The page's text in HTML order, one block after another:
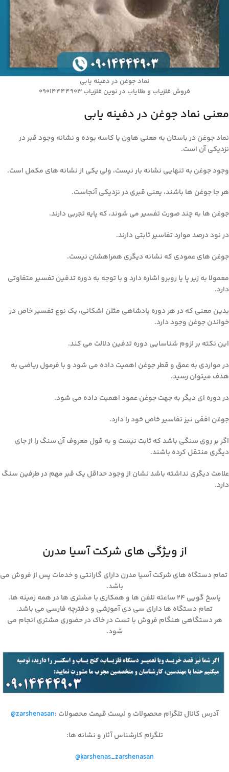
نماد جوغن در دفینه یابی
فروش فلزیاب و طلایاب در نوین فلزیاب 09014444903
معنی نماد جوغن در دفینه یابی
نماد جوغن در باستان به معنی هاون یا کاسه بوده و نشانه وجود قبر در
نزدیکی آن است.
وجود جوغن به تنهایی نشانه بار نیست، ولی یکی از نشانه های مکمل است.
هر جا جوغن ها باشند، یعنی قبری در نزدیکی آنجاست.
جوغن ها به چند صورت تفسیر می شوند، که پایه تجربی دارند.
در نود درصد موارد تفاسیر ثابتی دارند.
جوغن های عمودی که نشانه دیگری همراهشان نیست.
معمولا به زیر پا یا روبرو اشاره دارد و با توجه به دوره تدفین تفسیر متفاوتی
دارد.
بدین معنی که در هر دوره پادشاهی مثلن اشکانی، یک نوع تفسیر خاص در
خواندن جوغن وجود دارد.
این نکته بر لزوم شناسایی دوره تدفین دلالت می کند.
در مواردی به عمق و قطر جوغن اهمیت داده می شود و با فرمول ریاضی به
هدف میتوان رسید.
در دوره ای دیگر به جهت جوغن عمود اهمیت داده می شود.
جوغن افقی نیز تفاسیر خاص خود را دارد.
اگر بر روی سنگی باشد که ثابت نیست و به قول معروف آن سنگ را از جای
دیگری منتقل کرده باشند.
علامت دیگری نداشته باشد نشان از وجود حداقل یک قبر مهم در طرفین سنگ
دارد.
از ویژگی های شرکت آسیا مدرن
تمام دستگاه های شرکت آسیا مدرن دارای گارانتی و خدمات پس از فروش می
باشد.
پاسخ گویی ۲۴ ساعته تلفن ها و همکاری با مشتری ها در همه زمینه ها.
تمام دستگاه ها دارای سی دی آموزشی و دفترچه فارسی می باشد.
هر دستگاهی هنگام فروش با تست در خاک در حضوری مشتری انجام می
شود.
آدرس کانال تلگرام محصولات و لیست قیمت محصولات :
@zarshenasan
تلگرام کارشناس آثار و نشانه ها:
@karshenas_zarshenasan